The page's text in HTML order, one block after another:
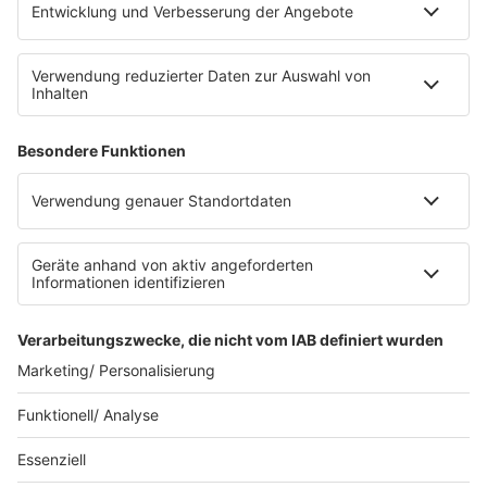
E-Bikes über eine Photovoltaikanlage auf dem …
Impressum
Datenschutzerklärung
Datenschutzeinstellungen
Radioplayer